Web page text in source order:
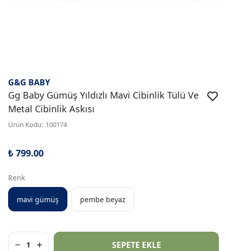
G&G BABY
Gg Baby Gümüş Yıldızlı Mavi Cibinlik Tülü Ve
Metal Cibinlik Askısı
Ürün Kodu: 100174
₺ 799.00
Renk
mavi gümüş pembe beyaz
1 SEPETE EKLE